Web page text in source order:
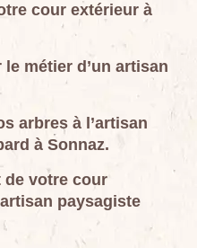
cour extérieur à
métier d’un artisan
arbres à l’artisan
à Sonnaz.
de votre cour
paysagiste